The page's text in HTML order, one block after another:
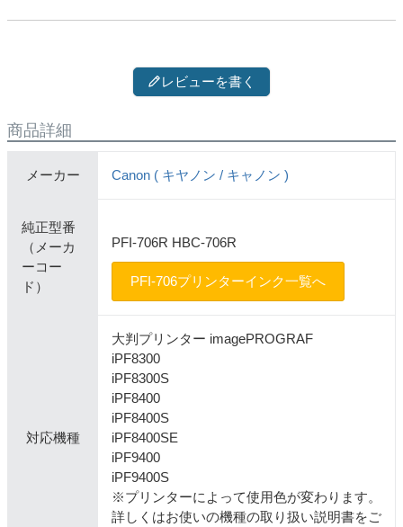
レビューを書く
商品詳細
メーカー Canon ( キヤノン / キャノン )
純正型番
（メーカ
ーコー
ド）
PFI-706R HBC-706R
PFI-706プリンターインク一覧へ
対応機種
大判プリンター imagePROGRAF
iPF8300
iPF8300S
iPF8400
iPF8400S
iPF8400SE
iPF9400
iPF9400S
※プリンターによって使用色が変わります。
詳しくはお使いの機種の取り扱い説明書をご